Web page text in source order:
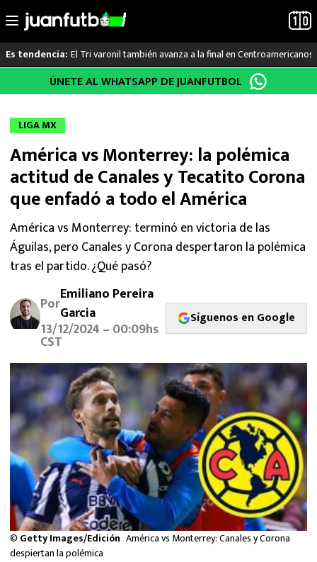
al
Es tendencia: El Tri varonil también avanza a la final en Centroamericanos
LO ÚLTIMO
LIGA MX
RAYADOS
PUMAS
ATLANTE
SELECCIÓN MEXICANA
FUTBOL INTERNACIONAL
MEXICANOS EN EL EXTRANJERO
FUTBOL ESTUFA
FÓRMULA 1
BOXEO
LIGA MX
NFL
ÚNETE AL WHATSAPP DE JUANFUTBOL
LIGA MX
América vs Monterrey: la polémica
actitud de Canales y Tecatito Corona
que enfadó a todo el América
América vs Monterrey: terminó en victoria de las
Águilas, pero Canales y Corona despertaron la polémica
tras el partido. ¿Qué pasó?
PorEmiliano Pereira
Garcia
13/12/2024 – 00:09hs
CST
Síguenos en Google
© Getty Images/Edición América vs Monterrey: Canales y Corona
despiertan la polémica